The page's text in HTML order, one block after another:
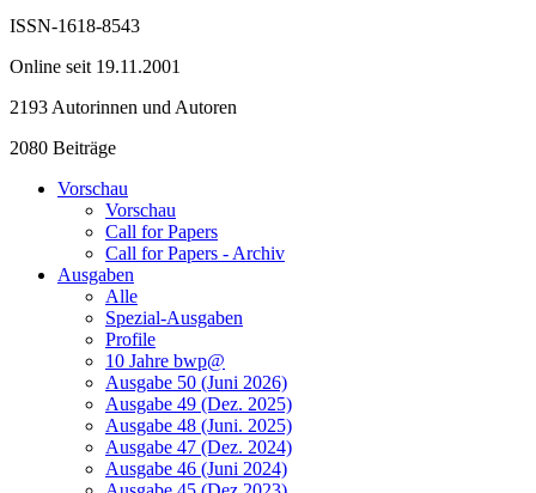
ISSN-1618-8543
Online seit 19.11.2001
2193 Autorinnen und Autoren
2080 Beiträge
Vorschau
Vorschau
Call for Papers
Call for Papers - Archiv
Ausgaben
Alle
Spezial-Ausgaben
Profile
10 Jahre bwp@
Ausgabe 50 (Juni 2026)
Ausgabe 49 (Dez. 2025)
Ausgabe 48 (Juni. 2025)
Ausgabe 47 (Dez. 2024)
Ausgabe 46 (Juni 2024)